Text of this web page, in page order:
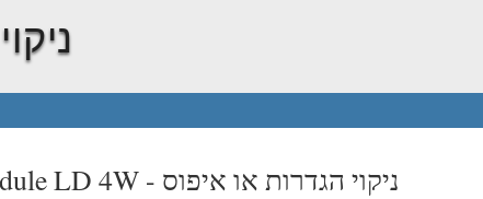
LD 4W - ניקוי הגדרות או איפוס